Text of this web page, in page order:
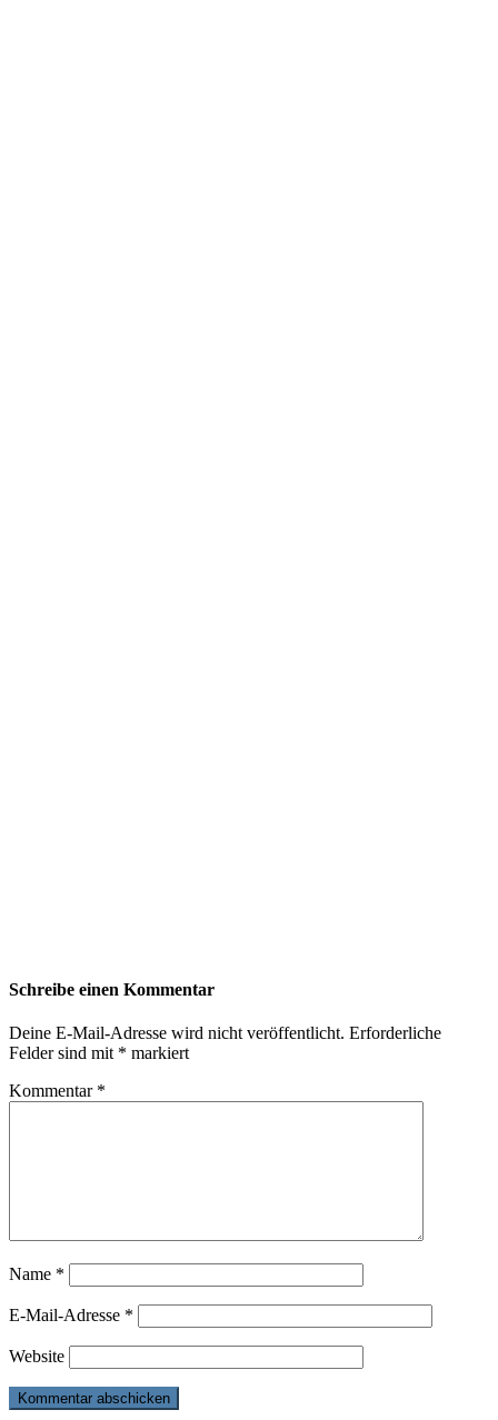
Schreibe einen Kommentar
Deine E-Mail-Adresse wird nicht veröffentlicht. Erforderliche
Felder sind mit * markiert
Kommentar *
Name *
E-Mail-Adresse *
Website